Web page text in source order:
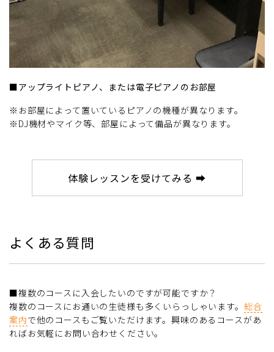
■アップライトピアノ、または電子ピアノのお部屋
※お部屋によって置いているピアノの機種が異なります。
※DJ機材やマイク等、部屋によって備品が異なります。
体験レッスンを受けてみる ➡
よくある質問
■複数のコースに入会したいのですが可能ですか？
複数のコースにお通いの生徒様も多くいらっしゃいます。 総合
案内で他のコースもご覧いただけます。興味のあるコースがあ
ればお気軽にお問い合わせください。